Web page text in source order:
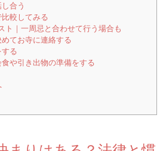
合う
較してみる
ト｜一周忌と合わせて行う場合も⁠
てお寺に連絡する
る
や引き出物の準備をする